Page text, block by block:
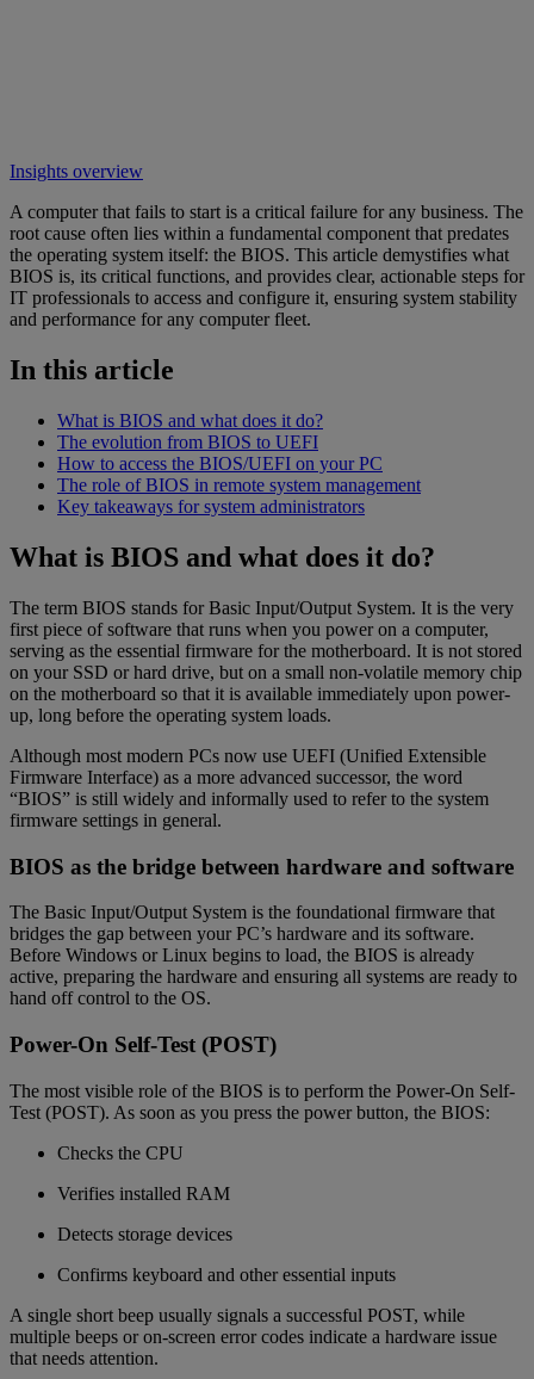
Insights overview
A computer that fails to start is a critical failure for any business. The
root cause often lies within a fundamental component that predates
the operating system itself: the BIOS. This article demystifies what
BIOS is, its critical functions, and provides clear, actionable steps for
IT professionals to access and configure it, ensuring system stability
and performance for any computer fleet.
In this article
What is BIOS and what does it do?
The evolution from BIOS to UEFI
How to access the BIOS/UEFI on your PC
The role of BIOS in remote system management
Key takeaways for system administrators
What is BIOS and what does it do?
The term BIOS stands for Basic Input/Output System. It is the very
first piece of software that runs when you power on a computer,
serving as the essential firmware for the motherboard. It is not stored
on your SSD or hard drive, but on a small non-volatile memory chip
on the motherboard so that it is available immediately upon power-
up, long before the operating system loads.
Although most modern PCs now use UEFI (Unified Extensible
Firmware Interface) as a more advanced successor, the word
“BIOS” is still widely and informally used to refer to the system
firmware settings in general.
BIOS as the bridge between hardware and software
The Basic Input/Output System is the foundational firmware that
bridges the gap between your PC’s hardware and its software.
Before Windows or Linux begins to load, the BIOS is already
active, preparing the hardware and ensuring all systems are ready to
hand off control to the OS.
Power-On Self-Test (POST)
The most visible role of the BIOS is to perform the Power-On Self-
Test (POST). As soon as you press the power button, the BIOS:
Checks the CPU
Verifies installed RAM
Detects storage devices
Confirms keyboard and other essential inputs
A single short beep usually signals a successful POST, while
multiple beeps or on-screen error codes indicate a hardware issue
that needs attention.